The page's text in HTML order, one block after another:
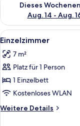
Dieses
Aug. 14 - Aug.
Alle
Fotos
für
Einzelzimmer
anzeigen
5
Einzelzimmer
7 m²
Platz für 1 Person
1 Einzelbett
Kostenloses WLAN
Weitere Details
Weitere